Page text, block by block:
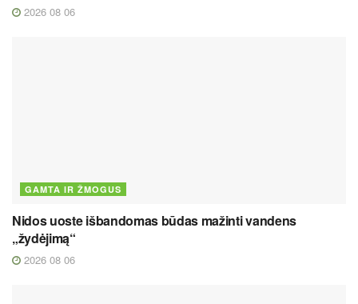
2026 08 06
GAMTA IR ŽMOGUS
Nidos uoste išbandomas būdas mažinti vandens
„žydėjimą“
2026 08 06